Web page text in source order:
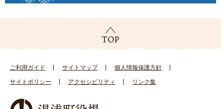
ご利用ガイド サイトマップ 個人情報保護方針
サイトポリシー アクセシビリティ リンク集